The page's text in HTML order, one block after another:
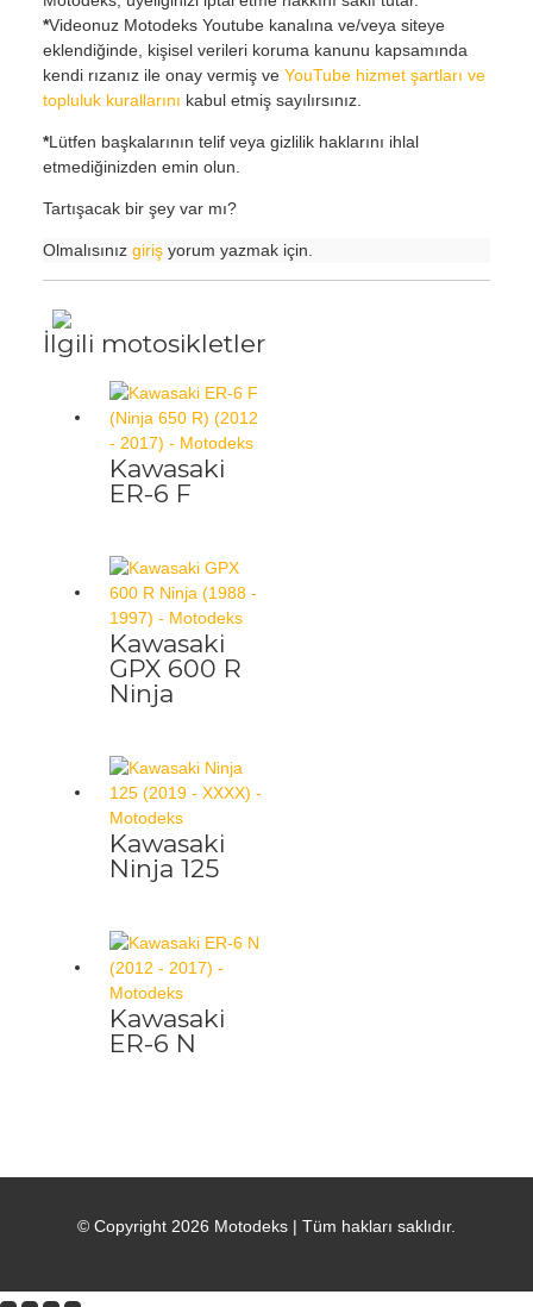
*Videonuz Motodeks Youtube kanalına ve/veya siteye
eklendiğinde, kişisel verileri koruma kanunu kapsamında
kendi rızanız ile onay vermiş ve YouTube hizmet şartları ve
topluluk kurallarını kabul etmiş sayılırsınız.
*Lütfen başkalarının telif veya gizlilik haklarını ihlal
etmediğinizden emin olun.
Tartışacak bir şey var mı?
Olmalısınız girişyorum yazmak için.
İlgili motosikletler
Kawasaki
ER-6 F
Kawasaki
GPX 600 R
Ninja
Kawasaki
Ninja 125
Kawasaki
ER-6 N
© Copyright 2026 Motodeks | Tüm hakları saklıdır.